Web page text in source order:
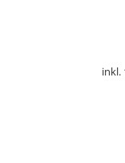
inkl.